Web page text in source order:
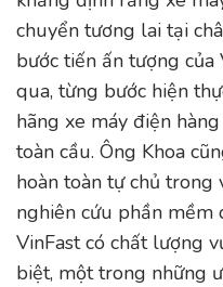
chuyển tương lai tại
bước tiến ấn tượng
qua, từng bước hiện
hãng xe máy điện
toàn cầu. Ông Khoa
hoàn toàn tự chủ trong
nghiên cứu phần mềm
VinFast có chất lượng
biệt, một trong những